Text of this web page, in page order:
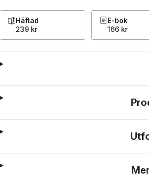
Häftad
239 kr
E-bok
166 kr